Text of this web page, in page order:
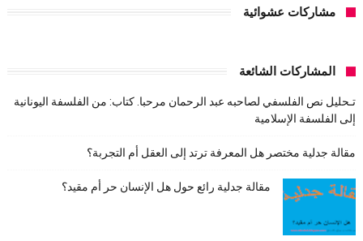
مشاركات عشوائية
المشاركات الشائعة
تـحليل نص الفلسفي لصاحبه عبد الرحمان مرحبا. كتاب: من الفلسفة اليونانية
إلى الفلسفة الإسلامية
مقالة جدلية مختصر هل المعرفة ترتد إلى العقل أم التجربة؟
مقالة جدلية رائع حول هل الإنسان حر أم مقيد؟